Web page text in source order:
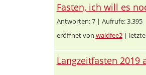
Fasten, ich will es
Antworten: 7 | Aufrufe: 3.395
eröffnet von waldfee2|
Langzeitfasten 2019